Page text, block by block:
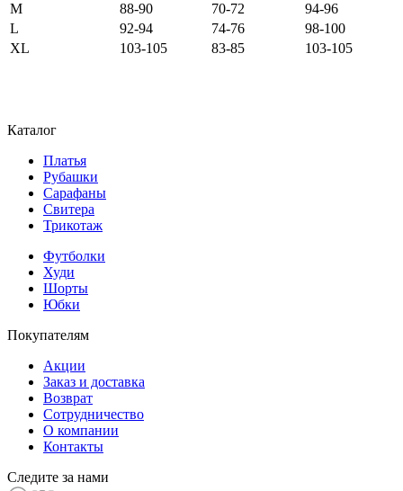
M
88-90 70-72
94-96
L
92-94 74-76
98-100
XL
103-105 83-85 103-105
Каталог
Платья
Рубашки
Сарафаны
Свитера
Трикотаж
Футболки
Худи
Шорты
Юбки
Покупателям
Акции
Заказ и доставка
Возврат
Сотрудничество
О компании
Контакты
Следите за нами